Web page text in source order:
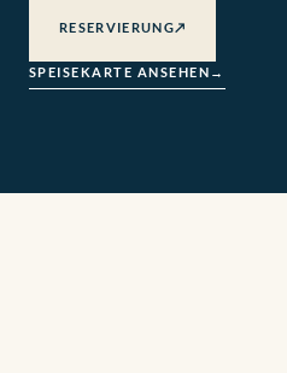
RESERVIERUNG↗
SPEISEKARTE ANSEHEN →